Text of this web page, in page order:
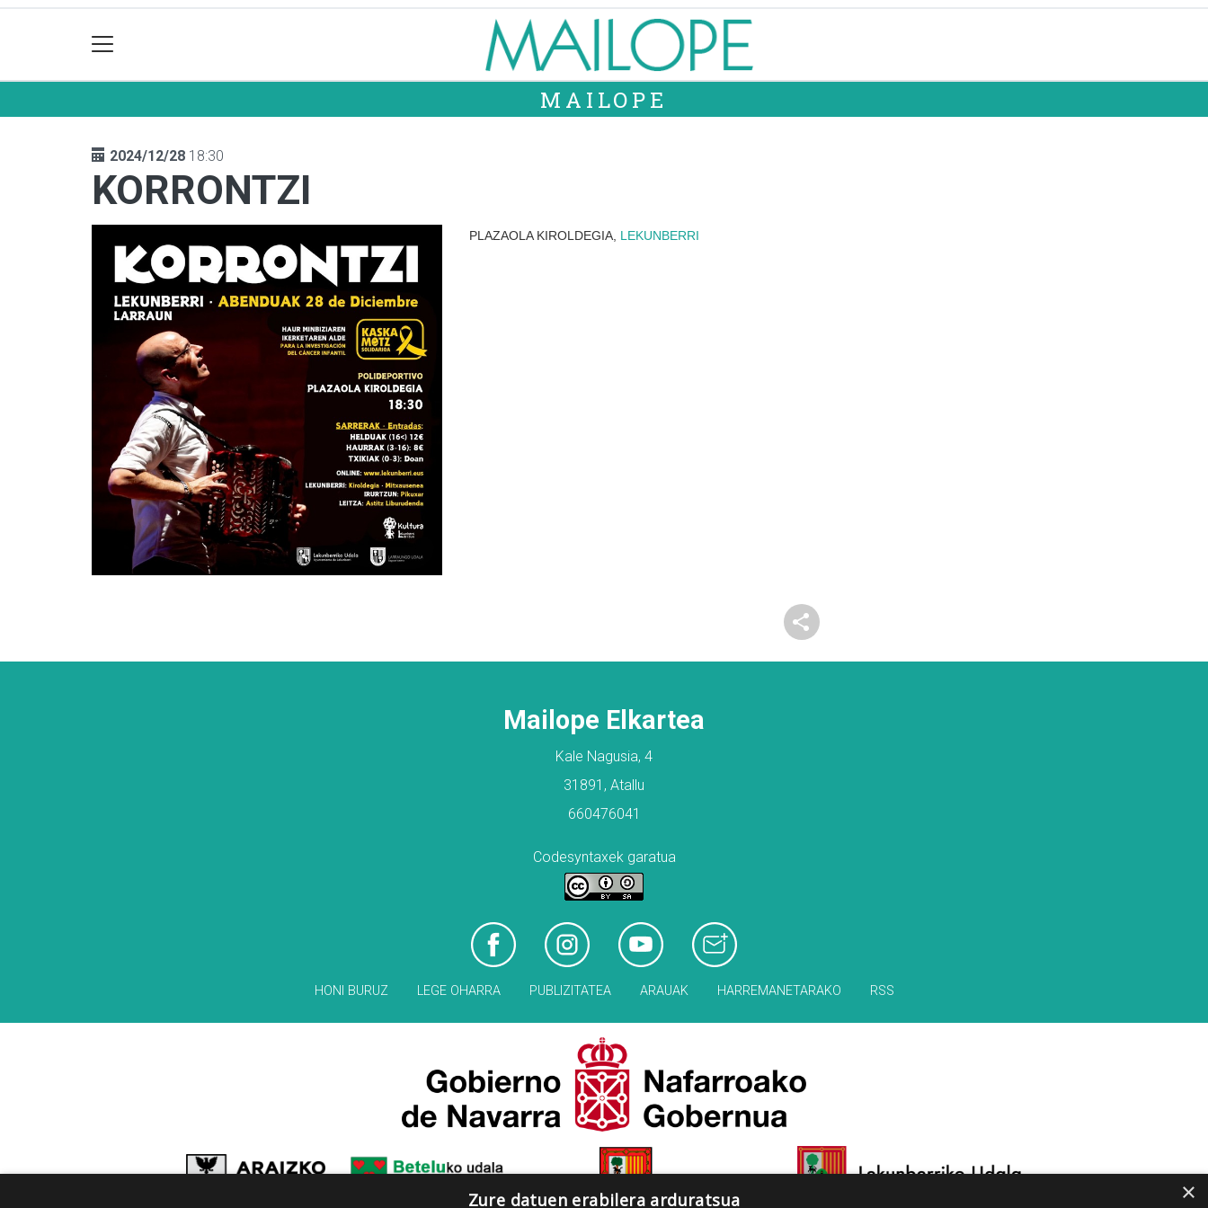
MAILOPE
2024/12/28 18:30
KORRONTZI
PLAZAOLA KIROLDEGIA, LEKUNBERRI
Mailope Elkartea
Kale Nagusia, 4
31891, Atallu
660476041
Codesyntaxek garatua
HONI BURUZ LEGE OHARRA PUBLIZITATEA ARAUAK HARREMANETARAKO RSS
×
Zure datuen erabilera arduratsua